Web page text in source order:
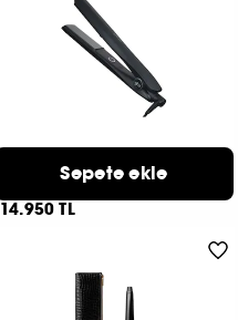
Styler Gold
14.950 TL
Sepete ekle